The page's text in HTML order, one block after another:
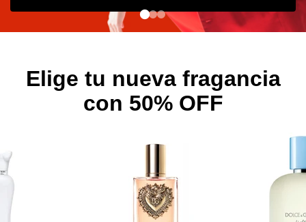
Elige tu nueva fragancia
con 50% OFF